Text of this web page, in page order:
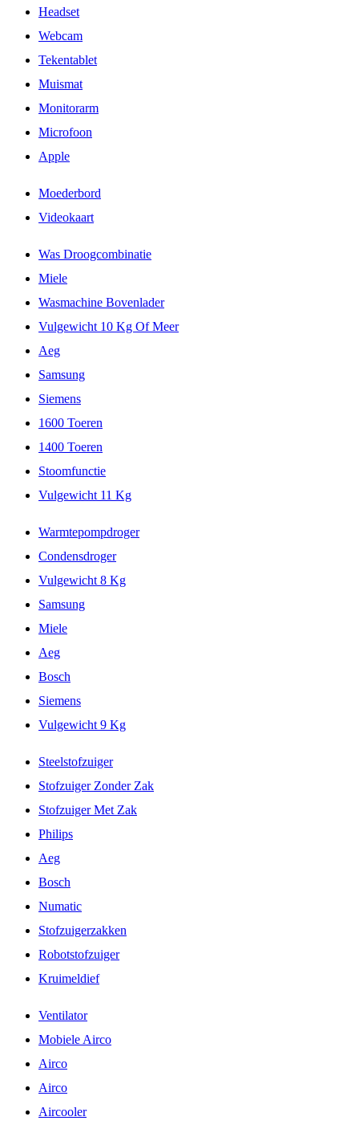
Headset
Webcam
Tekentablet
Muismat
Monitorarm
Microfoon
Apple
Moederbord
Videokaart
Was Droogcombinatie
Miele
Wasmachine Bovenlader
Vulgewicht 10 Kg Of Meer
Aeg
Samsung
Siemens
1600 Toeren
1400 Toeren
Stoomfunctie
Vulgewicht 11 Kg
Warmtepompdroger
Condensdroger
Vulgewicht 8 Kg
Samsung
Miele
Aeg
Bosch
Siemens
Vulgewicht 9 Kg
Steelstofzuiger
Stofzuiger Zonder Zak
Stofzuiger Met Zak
Philips
Aeg
Bosch
Numatic
Stofzuigerzakken
Robotstofzuiger
Kruimeldief
Ventilator
Mobiele Airco
Airco
Airco
Aircooler